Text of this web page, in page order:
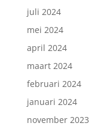
juli 2024
mei 2024
april 2024
maart 2024
februari 2024
januari 2024
november 2023